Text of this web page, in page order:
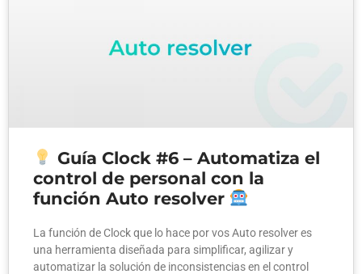
Guía Clock #6 – Automatiza el
control de personal con la
función Auto resolver
La función de Clock que lo hace por vos Auto resolver es
una herramienta diseñada para simplificar, agilizar y
automatizar la solución de inconsistencias en el control